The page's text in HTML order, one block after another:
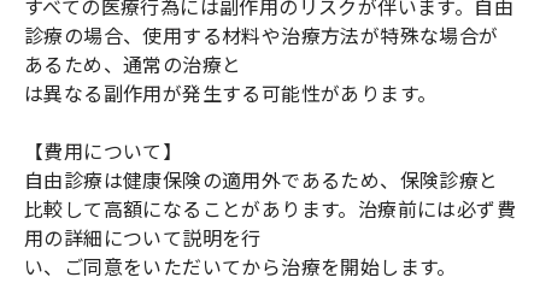
すべての医療行為には副作用のリスクが伴います。自由
診療の場合、使用する材料や治療方法が特殊な場合が
あるため、通常の治療と
は異なる副作用が発生する可能性があります。
【費用について】
自由診療は健康保険の適用外であるため、保険診療と
比較して高額になることがあります。治療前には必ず費
用の詳細について説明を行
い、ご同意をいただいてから治療を開始します。